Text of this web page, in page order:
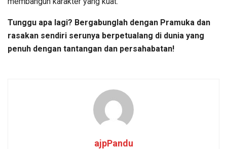
Tunggu apa lagi? Bergabunglah dengan Pramuka dan
rasakan sendiri serunya berpetualang di dunia yang
penuh dengan tantangan dan persahabatan!
ajpPandu